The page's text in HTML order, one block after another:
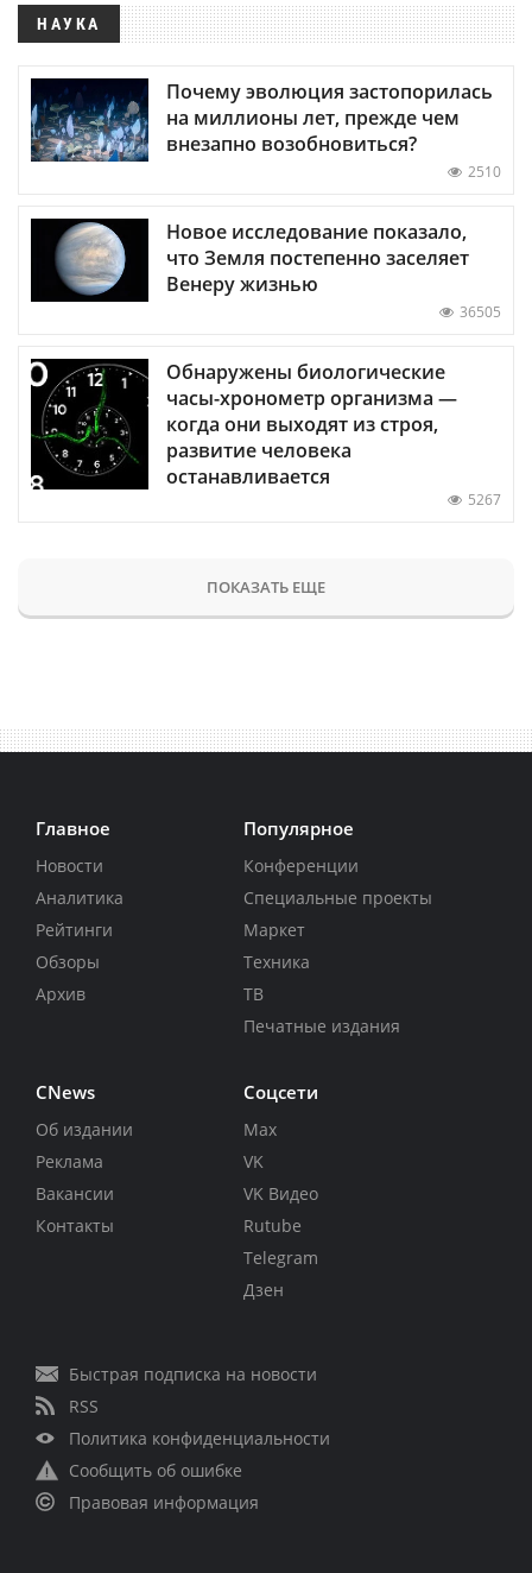
НАУКА
Почему эволюция застопорилась
на миллионы лет, прежде чем
внезапно возобновиться?
2510
Новое исследование показало,
что Земля постепенно заселяет
Венеру жизнью
36505
Обнаружены биологические
часы-хронометр организма —
когда они выходят из строя,
развитие человека
останавливается
5267
ПОКАЗАТЬ ЕЩЕ
Главное
Новости
Аналитика
Рейтинги
Обзоры
Архив
Популярное
Конференции
Специальные проекты
Маркет
Техника
ТВ
Печатные издания
CNews
Об издании
Реклама
Вакансии
Контакты
Соцсети
Max
VK
VK Видео
Rutube
Telegram
Дзен
Быстрая подписка на новости
RSS
Политика конфиденциальности
Сообщить об ошибке
Правовая информация